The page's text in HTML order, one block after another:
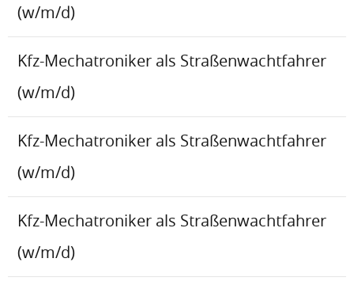
(w/m/d)
Kfz-Mechatroniker als Straßenwachtfahrer
(w/m/d)
Kfz-Mechatroniker als Straßenwachtfahrer
(w/m/d)
Kfz-Mechatroniker als Straßenwachtfahrer
(w/m/d)